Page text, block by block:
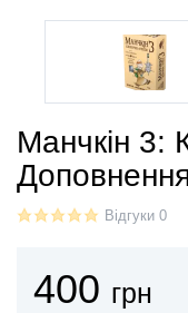
Манчкін 3:
Відгуки 0
400 грн